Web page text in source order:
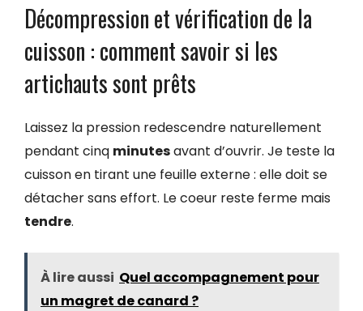
Décompression et vérification de la
cuisson : comment savoir si les
artichauts sont prêts
Laissez la pression redescendre naturellement
pendant cinq minutesavant d’ouvrir. Je teste la
cuisson en tirant une feuille externe : elle doit se
détacher sans effort. Le coeur reste ferme mais
tendre.
À lire aussi Quel accompagnement pour
un magret de canard ?